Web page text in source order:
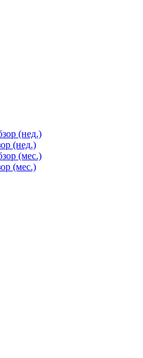
(нед.)
(нед.)
(мес.)
(мес.)